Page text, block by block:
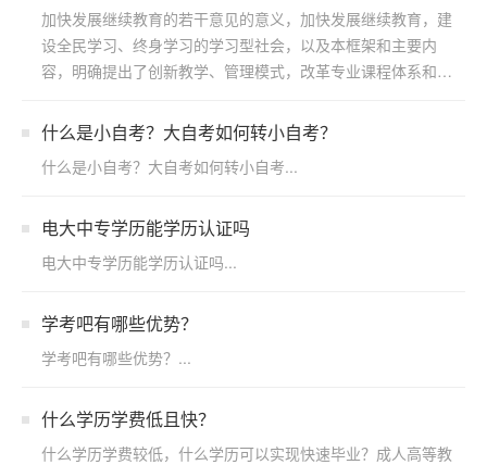
见稿） 公开征求意见答记者问
加快发展继续教育的若干意见的意义，加快发展继续教育，建
设全民学习、终身学习的学习型社会，以及本框架和主要内
容，明确提出了创新教学、管理模式，改革专业课程体系和招
什么是小自考？大自考如何转小自考？
什么是小自考？大自考如何转小自考...
电大中专学历能学历认证吗
电大中专学历能学历认证吗...
学考吧有哪些优势？
学考吧有哪些优势？...
什么学历学费低且快？
什么学历学费较低，什么学历可以实现快速毕业？成人高等教